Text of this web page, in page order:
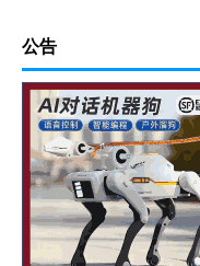
公告